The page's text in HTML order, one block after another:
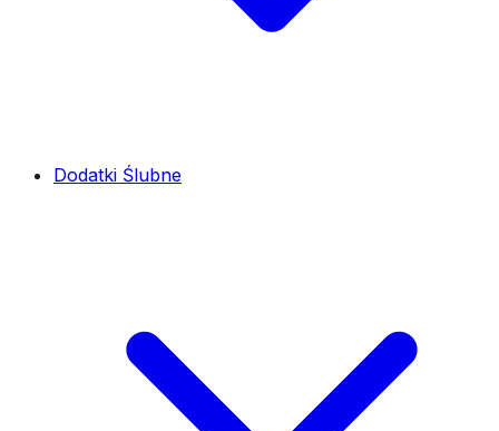
Dodatki Ślubne